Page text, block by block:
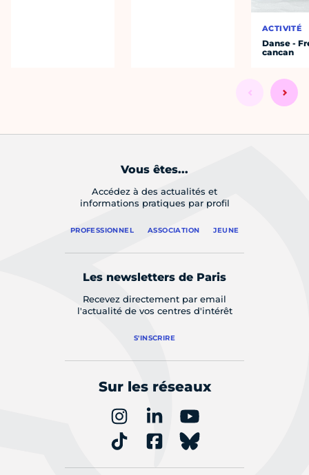
ACTIVITÉ
Danse -
cancan
Vous êtes...
Accédez à des actualités et
informations pratiques par profil
PROFESSIONNEL ASSOCIATION JEUNE
Les newsletters de Paris
Recevez directement par email
l'actualité de vos centres d'intérêt
S'INSCRIRE
Sur les réseaux